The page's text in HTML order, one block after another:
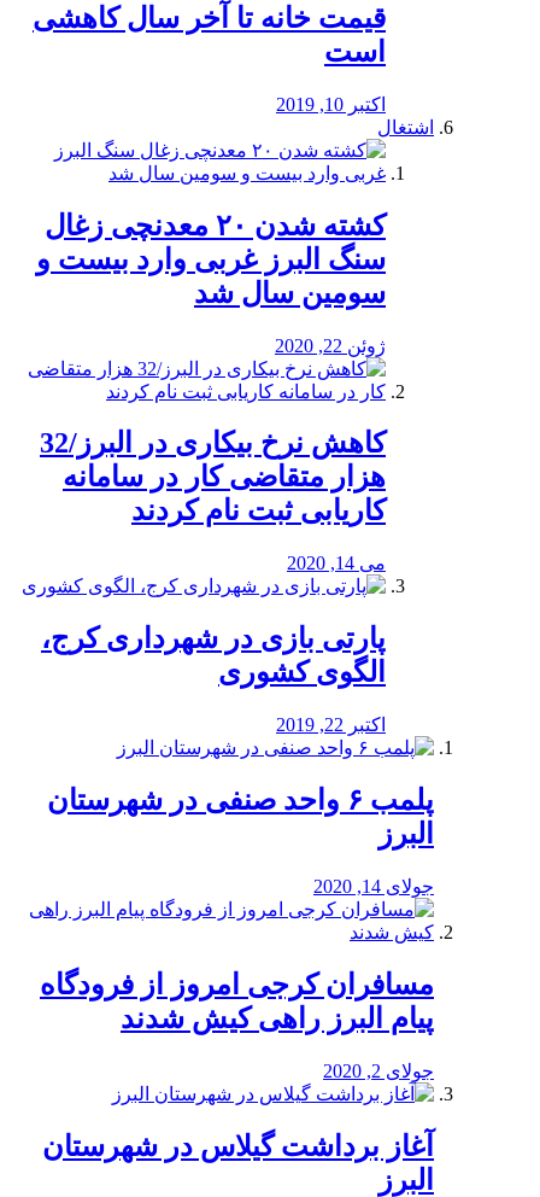
قیمت خانه تا آخر سال کاهشی
است
اکتبر 10, 2019
اشتغال
کشته شدن ۲۰ معدنچی زغال
سنگ البرز غربی وارد بیست و
سومین سال شد
ژوئن 22, 2020
کاهش نرخ بیکاری در البرز/32
هزار متقاضی کار در سامانه
کاریابی ثبت نام کردند
می 14, 2020
پارتی بازی در شهرداری کرج،
الگوی کشوری
اکتبر 22, 2019
پلمب ۶ واحد صنفی در شهرستان
البرز
جولای 14, 2020
مسافران کرجی امروز از فرودگاه
پیام البرز راهی کیش شدند
جولای 2, 2020
آغاز برداشت گیلاس در شهرستان
البرز